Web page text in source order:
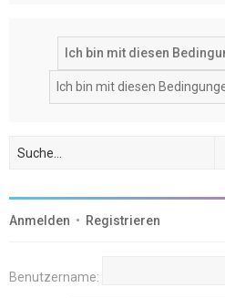
Anmelden • Registrieren
Benutzername: